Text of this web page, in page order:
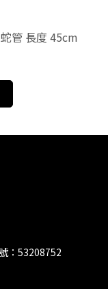
管 長度 45cm
：53208752